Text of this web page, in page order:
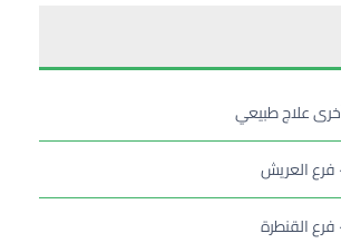
علاج طبيعي
فرع العريش
فرع القنطرة